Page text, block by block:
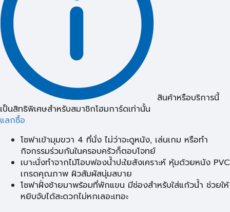
สินค้าหรือบริการนี้
เป็นสิทธิพิเศษสำหรับสมาชิกโฮมการ์ดเท่านั้น
แลกซื้อ
โซฟาเข้ามุมขวา 4 ที่นั่ง ไม่ว่าจะดูหนัง, เล่นเกม หรือทำ
กิจกรรมร่วมกันในครอบครัวก็ตอบโจทย์
เบาะนั่งทำจากไม้โอบฟองน้ำปะใยสังเคราะห์ หุ้มด้วยหนัง PVC
เกรดคุณภาพ ผิวสัมผัสนุ่มสบาย
โซฟาฝั่งซ้ายมาพร้อมที่พักแขน มีช่องสำหรับใส่แก้วน้ำ ช่วยให้
หยิบจับได้สะดวกไม่หกเลอะเทอะ